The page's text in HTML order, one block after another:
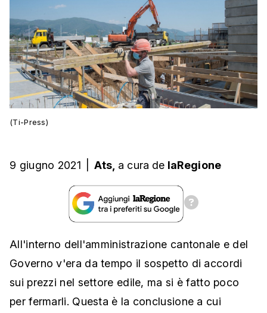
(Ti-Press)
9 giugno 2021 Ats, a cura de laRegione
All'interno dell'amministrazione cantonale e del
Governo v'era da tempo il sospetto di accordi
sui prezzi nel settore edile, ma si è fatto poco
per fermarli. Questa è la conclusione a cui